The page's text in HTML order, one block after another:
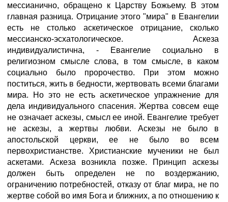
мессианично, обращено к Царству Божьему. В этом
главная разница. Отрицание этого "мира" в Евангелии
есть не столько аскетическое отрицание, сколько
мессианско-эсхатологическое. Аскеза
индивидуалистична, - Евангелие социально в
религиозном смысле слова, в том смысле, в каком
социально было пророчество. При этом можно
поститься, жить в бедности, жертвовать всеми благами
мира. Но это не есть аскетическое упражнение для
дела индивидуального спасения. Жертва совсем еще
не означает аскезы, смысл ее иной. Евангелие требует
не аскезы, а жертвы любви. Аскезы не было в
апостольской церкви, ее не было во всем
первохристианстве. Христианские мученики не был
аскетами. Аскеза возникла позже. Принцип аскезы
должен быть определен не по воздержанию,
ограничению потребностей, отказу от благ мира, не по
жертве собой во имя Бога и ближних, а по отношению к